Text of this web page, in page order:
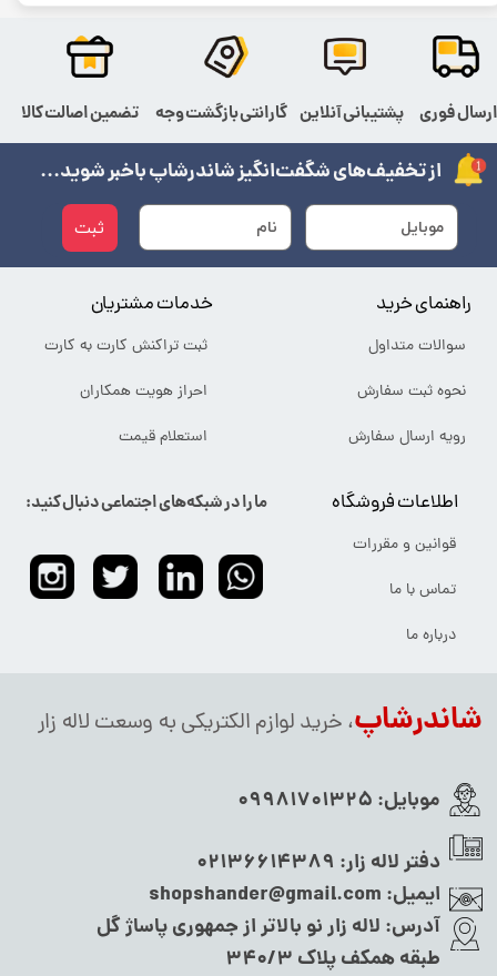
شاندرشاپ، خرید لوازم الکتریکی به وسعت لاله زار
موبایل: 09981701325
دفتر لاله زار: 02136614389
ایمیل: shopshander@gmail.com
آدرس: لاله زار نو بالاتر از جمهوری پاساژ گل
طبقه همکف پلاک ۳۴۰/۳
ما را در شبکه‌های اجتماعی دنبال کنید:
ثبت
از تخفیف‌های شگفت‌انگیز شاندرشاپ باخبر شوید...
اطلاعات فروشگاه
قوانین و مقررات
تماس با ما
درباره ما
خدمات مشتریان
ثبت تراکنش کارت به کارت
احراز هویت همکاران
استعلام قیمت
راهنمای خرید
سوالات متداول
نحوه ثبت سفارش
رویه ارسال سفارش
ارسال فوری پشتیبانی آنلاین گارانتی بازگشت وجه تضمین اصالت کالا